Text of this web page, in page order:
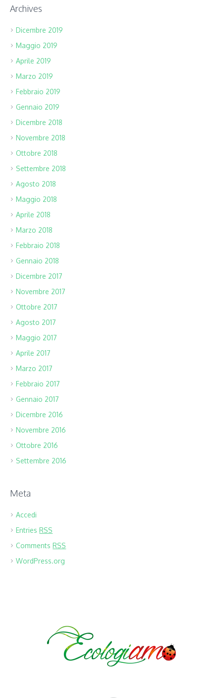
Archives
Dicembre 2019
Maggio 2019
Aprile 2019
Marzo 2019
Febbraio 2019
Gennaio 2019
Dicembre 2018
Novembre 2018
Ottobre 2018
Settembre 2018
Agosto 2018
Maggio 2018
Aprile 2018
Marzo 2018
Febbraio 2018
Gennaio 2018
Dicembre 2017
Novembre 2017
Ottobre 2017
Agosto 2017
Maggio 2017
Aprile 2017
Marzo 2017
Febbraio 2017
Gennaio 2017
Dicembre 2016
Novembre 2016
Ottobre 2016
Settembre 2016
Meta
Accedi
EntriesRSS
CommentsRSS
WordPress.org